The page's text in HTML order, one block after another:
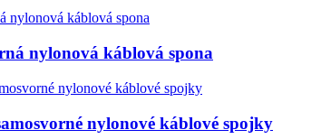
nylonová káblová spona
nylonové káblové spojky